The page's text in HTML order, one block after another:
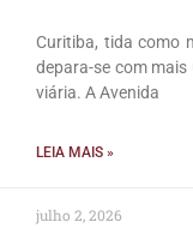
Curitiba, tida como
depara-se com
viária. A Avenida
LEIA MAIS »
julho 2, 2026